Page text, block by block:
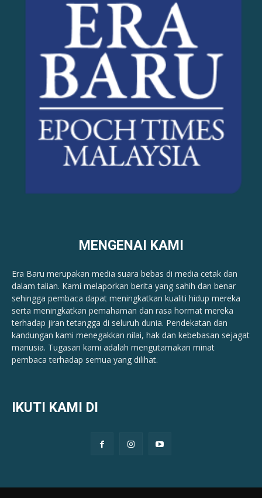
MENGENAI KAMI
Era Baru merupakan media suara bebas di media cetak dan
dalam talian. Kami melaporkan berita yang sahih dan benar ​​
sehingga pembaca dapat meningkatkan kualiti hidup mereka
serta meningkatkan pemahaman dan rasa hormat mereka
terhadap jiran tetangga di seluruh dunia. Pendekatan dan
kandungan kami menegakkan nilai, hak dan kebebasan sejagat
manusia. Tugasan kami adalah mengutamakan minat
pembaca terhadap semua yang dilihat.
IKUTI KAMI DI